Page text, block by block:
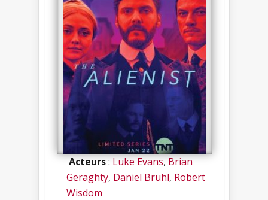
Acteurs:Luke Evans,Brian
Geraghty, Daniel Brühl, Robert
Wisdom